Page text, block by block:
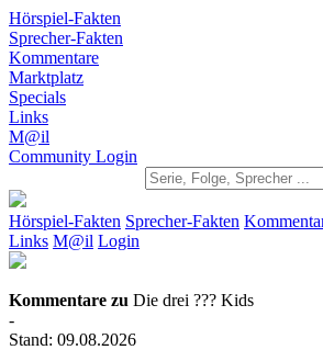
Hörspiel-Fakten
Sprecher-Fakten
Kommentare
Marktplatz
Specials
Links
M@il
Community Login
Hörspiel-Fakten Sprecher-Fakten
Links M@il Login
Kommentare zu Die drei ??? Kids
-
Stand: 09.08.2026